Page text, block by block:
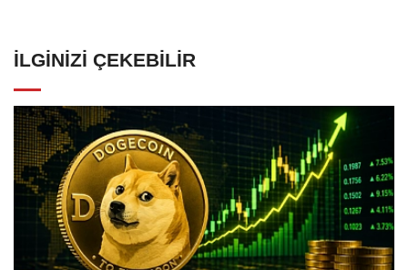
İLGINIZI ÇEKEBILIR